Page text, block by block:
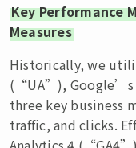
Key Performance
Measures
Historically, we
(“UA”), Google’s
three key business
traffic, and clicks.